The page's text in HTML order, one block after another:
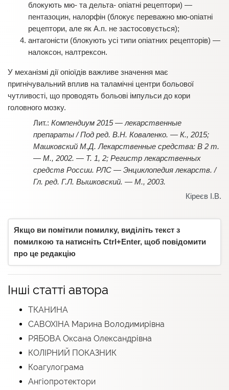
блокують мю- та дельта- опіатні рецептори) —
пентазоцин, налорфін (блокує переважно мю-опіатні
рецептори, але як А.п. не застосовується);
антагоністи (блокують усі типи опіатних рецепторів) —
налоксон, налтрексон.
У механізмі дії опіоїдів важливе значення має
пригнічувальний вплив на таламічні центри больової
чутливості, що проводять больові імпульси до кори
головного мозку.
Компендиум 2015 — лекарственные
препараты / Под ред. В.Н. Коваленко. — К., 2015;
Машковский М.Д. Лекарственные средства: В 2 т.
— М., 2002. — Т. 1, 2; Регистр лекарственных
средств России. РЛС — Энциклопедия лекарств. /
Гл. ред. Г.Л. Вышковский. — М., 2003.
Кіреєв І.В.
Якщо ви помітили помилку, виділіть текст з
помилкою та натисніть Ctrl+Enter, щоб повідомити
про це редакцію
Інші статті автора
ТКАНИНА
САВОХІНА Марина Володимирівна
РЯБОВА Оксана Олександрівна
КОЛІРНИЙ ПОКАЗНИК
Коагулограма
Ангіопротектори